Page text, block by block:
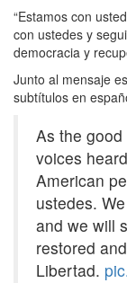
“Estamos con
con ustedes y
democracia y
Junto al mensaje
subtítulos en
As the
voices
American
ustedes.
and we will
restored
Libertad.